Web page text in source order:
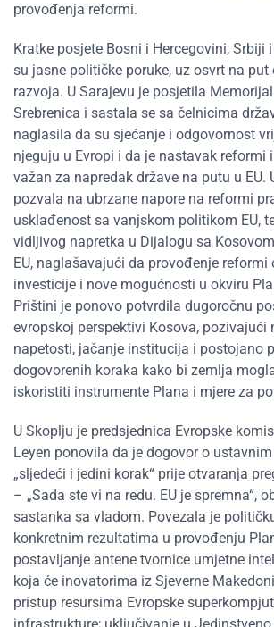
provođenja reformi.
Kratke posjete Bosni i Hercegovini, Srbiji
su jasne političke poruke, uz osvrt na put
razvoja. U Sarajevu je posjetila
Srebrenica i sastala se sa čelnicima
naglasila da su sjećanje i odgovornost
njeguju u Evropi i da je nastavak reformi
važan za napredak države na putu u EU.
pozvala na ubrzane napore na reformi
usklađenost sa vanjskom politikom EU,
vidljivog napretka u Dijalogu sa
EU, naglašavajući da provođenje reformi
investicije i nove mogućnosti u okviru
Prištini je ponovo potvrdila dugoročnu
evropskoj perspektivi Kosova, pozivajući
napetosti, jačanje institucija i postojano
dogovorenih koraka kako bi zemlja
iskoristiti instrumente Plana i mjere za
U Skoplju je predsjednica Evropske
Leyen ponovila da je dogovor o
„sljedeći i jedini korak“ prije otvaranja
– „Sada ste vi na redu. EU je spremna“,
sastanka sa vladom. Povezala je
konkretnim rezultatima u provođenju
postavljanje antene tvornice umjetne
koja će inovatorima iz Sjeverne
pristup resursima Evropske